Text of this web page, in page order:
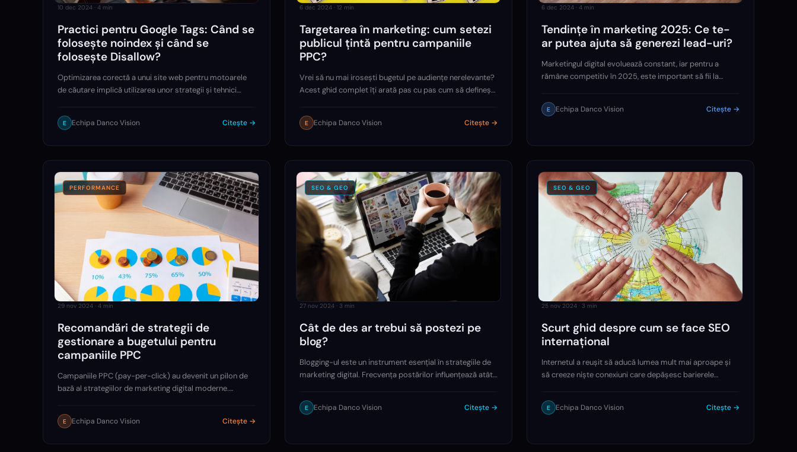
10 dec 2024 · 4 min
Practici pentru Google Tags: Când se
folosește noindex și când se
folosește Disallow?
Optimizarea corectă a unui site web pentru motoarele
de căutare implică utilizarea unor strategii și tehnici
noindex și Disallow. Aceste instrumente sunt…
E Echipa Danco Vision Citește →
6 dec 2024 · 12 min
Targetarea în marketing: cum setezi
publicul țintă pentru campaniile
PPC?
Vrei să nu mai irosești bugetul pe audiențe nerelevante?
Acest ghid complet îți arată pas cu pas cum să definești,
tale PPC.
E Echipa Danco Vision Citește →
6 dec 2024 · 4 min
Tendințe în marketing 2025: Ce te-
ar putea ajuta să generezi lead-uri?
Marketingul digital evoluează constant, iar pentru a
rămâne competitiv în 2025, este important să fii la
una dintre prioritățile oricărei afaceri, iar succesul…
E Echipa Danco Vision Citește →
PERFORMANCE
29 nov 2024 · 4 min
Recomandări de strategii de
gestionare a bugetului pentru
campaniile PPC
Campaniile PPC (pay-per-click) au devenit un pilon de
bază al strategiilor de marketing digital moderne.
ajunge la publicul lor țintă și de a transforma…
E Echipa Danco Vision Citește →
SEO & GEO
27 nov 2024 · 3 min
Cât de des ar trebui să postezi pe
blog?
Blogging-ul este un instrument esențial în strategiile de
marketing digital. Frecvența postărilor influențează atât
un echilibru între consistență și calitate…
E Echipa Danco Vision Citește →
SEO & GEO
25 nov 2024 · 3 min
Scurt ghid despre cum se face SEO
internațional
Internetul a reușit să aducă lumea mult mai aproape și
să creeze niște conexiuni care depășesc barierele
doresc să se extindă peste granițe trebuie să se…
E Echipa Danco Vision Citește →